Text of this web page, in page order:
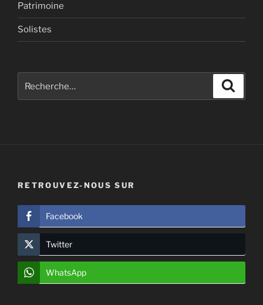
Patrimoine
Solistes
RETROUVEZ-NOUS SUR
Facebook
Twitter
WhatsApp